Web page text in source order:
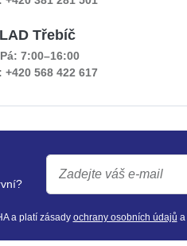
Třebíč
7:00–16:00
+420 568 422 617
a platí zásady ochrany osobních údajů a